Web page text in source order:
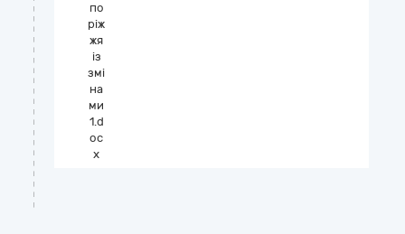
по
ріж
жя
із
змі
на
ми
1.d
oc
x